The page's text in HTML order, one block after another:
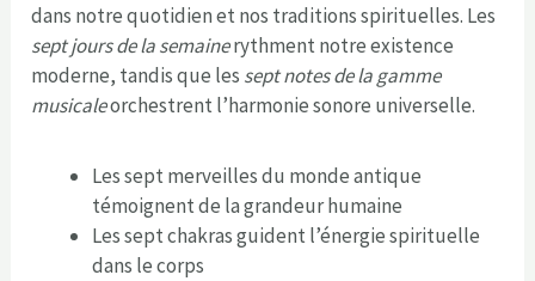
dans notre quotidien et nos traditions spirituelles. Les
sept jours de la semainerythment notre existence
moderne, tandis que les sept notes de la gamme
musicaleorchestrent l’harmonie sonore universelle.
Les sept merveilles du monde antique
témoignent de la grandeur humaine
Les sept chakras guident l’énergie spirituelle
dans le corps